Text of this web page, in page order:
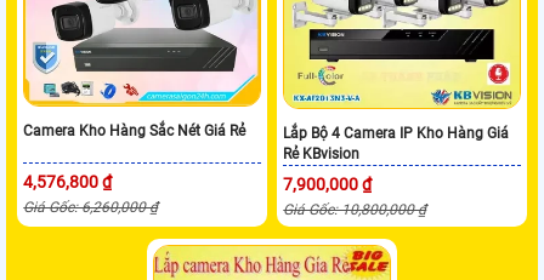
Camera Kho Hàng Sắc Nét Giá Rẻ
4,576,800 ₫
Giá Gốc: 6,260,000 ₫
Lắp Bộ 4 Camera IP Kho Hàng Giá
Rẻ KBvision
7,900,000 ₫
Giá Gốc: 10,800,000 ₫